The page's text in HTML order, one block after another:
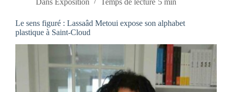
Le sens figuré : Lassaâd Metoui expose son alphabet
plastique à Saint-Cloud